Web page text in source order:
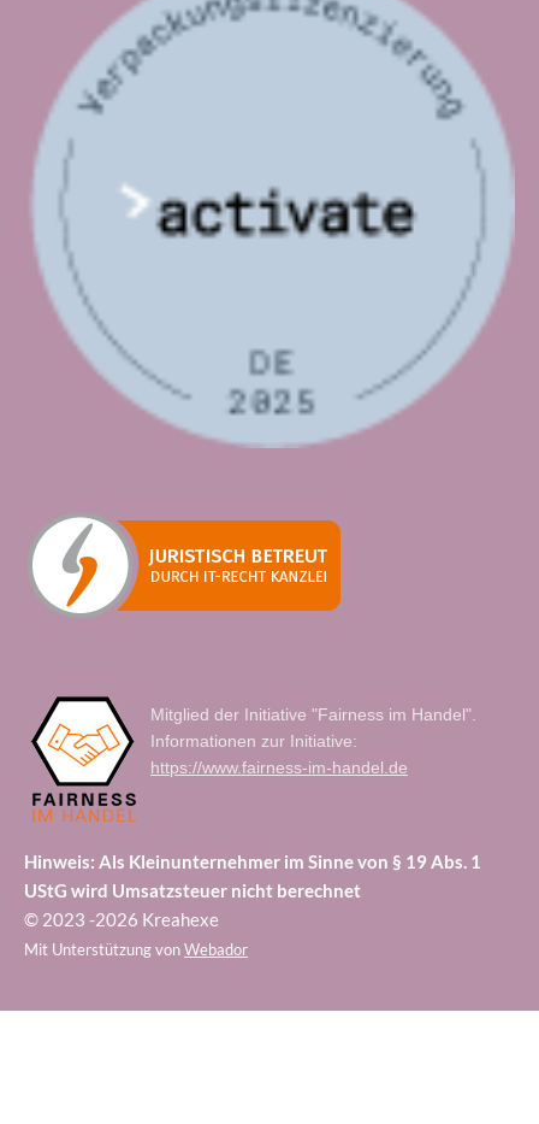
Mitglied der Initiative "Fairness im Handel".
Informationen zur Initiative:
https://www.fairness-im-handel.de
Hinweis: Als Kleinunternehmer im Sinne von § 19 Abs. 1
UStG wird Umsatzsteuer nicht berechnet
© 2023 -2026 Kreahexe
Mit Unterstützung von Webador